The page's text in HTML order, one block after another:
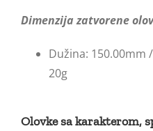
Dimenzija zatvorene
Dužina: 150.00mm
20g
Olovke sa karakterom,